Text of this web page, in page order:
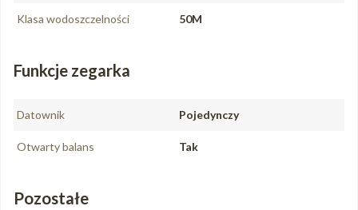
Klasa wodoszczelności 50M
Funkcje zegarka
Datownik Pojedynczy
Otwarty balans Tak
Pozostałe